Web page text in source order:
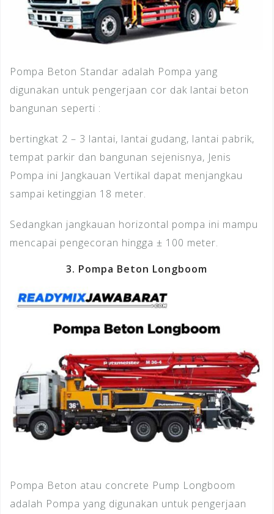
Pompa Beton Standar adalah Pompa yang
digunakan untuk pengerjaan cor dak lantai beton
bangunan seperti :
bertingkat 2 – 3 lantai, lantai gudang, lantai pabrik,
tempat parkir dan bangunan sejenisnya, Jenis
Pompa ini Jangkauan Vertikal dapat menjangkau
sampai ketinggian 18 meter.
Sedangkan jangkauan horizontal pompa ini mampu
mencapai pengecoran hingga ± 100 meter.
3. Pompa Beton Longboom
Pompa Beton atau concrete Pump Longboom
adalah Pompa yang digunakan untuk pengerjaan